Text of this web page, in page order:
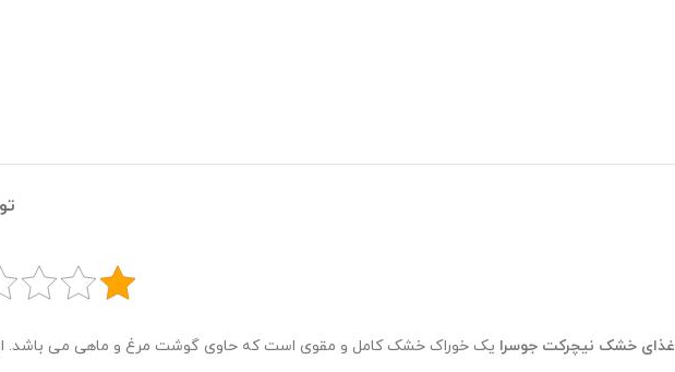
غذای خشک نیچرکت جوسرا یک خوراک خشک کامل و مقوی است که حاوی گوشت مرغ و ماهی می باشد.